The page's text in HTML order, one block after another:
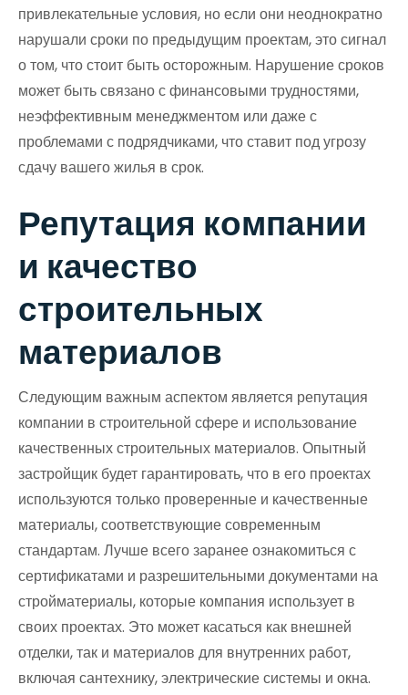
привлекательные условия, но если они неоднократно
нарушали сроки по предыдущим проектам, это сигнал
о том, что стоит быть осторожным. Нарушение сроков
может быть связано с финансовыми трудностями,
неэффективным менеджментом или даже с
проблемами с подрядчиками, что ставит под угрозу
сдачу вашего жилья в срок.
Репутация компании
и качество
строительных
материалов
Следующим важным аспектом является репутация
компании в строительной сфере и использование
качественных строительных материалов. Опытный
застройщик будет гарантировать, что в его проектах
используются только проверенные и качественные
материалы, соответствующие современным
стандартам. Лучше всего заранее ознакомиться с
сертификатами и разрешительными документами на
стройматериалы, которые компания использует в
своих проектах. Это может касаться как внешней
отделки, так и материалов для внутренних работ,
включая сантехнику, электрические системы и окна.